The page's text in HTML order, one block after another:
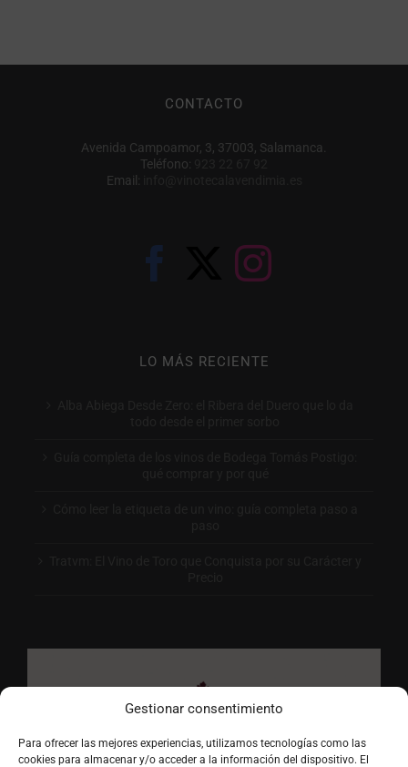
Gestionar consentimiento
Para ofrecer las mejores experiencias, utilizamos tecnologías como las
cookies para almacenar y/o acceder a la información del dispositivo. El
CONTACTO
Avenida Campoamor, 3, 37003, Salamanca.
Teléfono:
Email:
LO MÁS RECIENTE